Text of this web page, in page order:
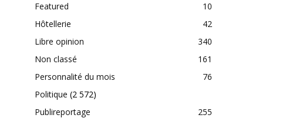
Featured
10
Hôtellerie
42
Libre opinion
340
Non classé
161
Personnalité du mois
76
Politique (2 572)
Publireportage
255